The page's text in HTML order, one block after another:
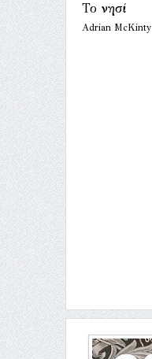
Το νησί
Adrian McKinty